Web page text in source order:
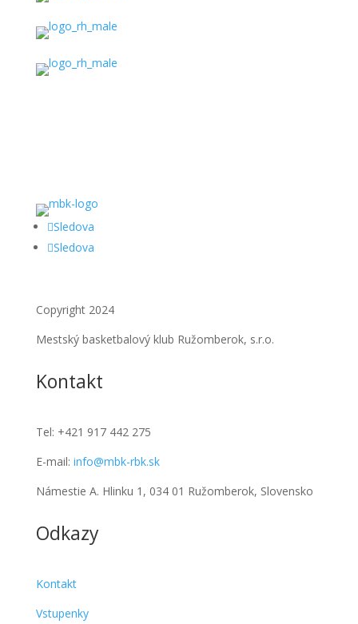
Sledova
Sledova
Copyright 2024
Mestský basketbalový klub Ružomberok, s.r.o.
Kontakt
Tel: +421 917 442 275
E-mail: info@mbk-rbk.sk
Námestie A. Hlinku 1, 034 01 Ružomberok, Slovensko
Odkazy
Kontakt
Vstupenky